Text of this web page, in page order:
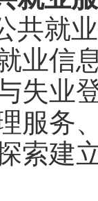
共就
业信
失业
服务
索建